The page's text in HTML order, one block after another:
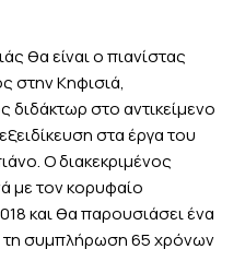
θα είναι ο πιανίστας
στην Κηφισιά,
στο αντικείμενο
στα έργα του
Ο διακεκριμένος
με τον κορυφαίο
και θα παρουσιάσει ένα
τη συμπλήρωση 65 χρόνων